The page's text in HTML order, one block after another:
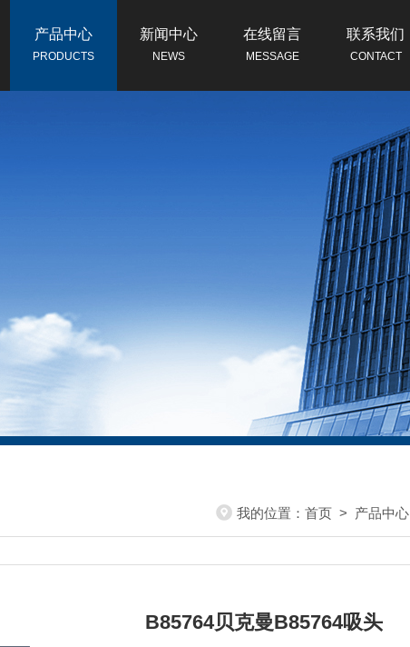
产品中心
PRODUCTS
新闻中心
NEWS
在线留言
MESSAGE
联系我们
CONTACT
我的位置： 首页 > 产品中心
B85764贝克曼B85764吸头